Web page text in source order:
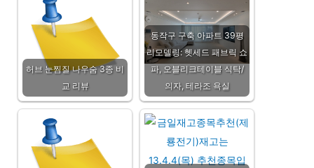
허브 눈찜질 나우숨 3종 비
교 리뷰
동작구 구축 아파트 39평
리모델링: 헷세드 패브릭 쇼
파, 오블리크테이블 식탁/
의자, 테라조 욕실